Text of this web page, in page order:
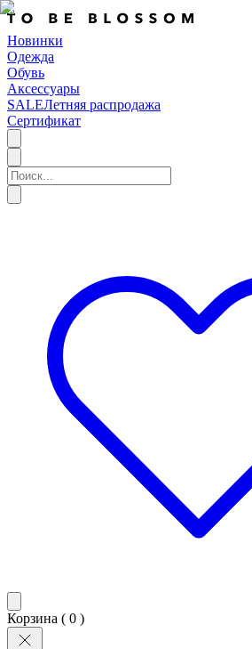
Новинки
Одежда
Обувь
Аксессуары
SALEЛетняя распродажа
Сертификат
Корзина ( 0 )